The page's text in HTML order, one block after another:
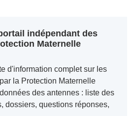
indépendant des
Maternelle
d'information complet sur les
la Protection Maternelle
des antennes : liste des
dossiers, questions réponses,